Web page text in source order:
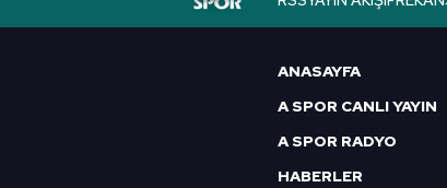
6698 sayılı Kişisel
mevzuata uygun olarak
ANASAYFA
A SPOR CANLI YAYIN
A SPOR RADYO
HABERLER